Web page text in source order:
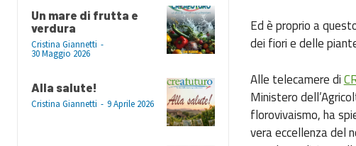
Un mare di frutta e
verdura
Cristina Giannetti -
30 Maggio 2026
Alla salute!
Cristina Giannetti - 9 Aprile 2026
Ed è proprio a
dei fiori e delle
Alle telecamere di
Ministero
florovivaismo, ha
vera eccellenza del